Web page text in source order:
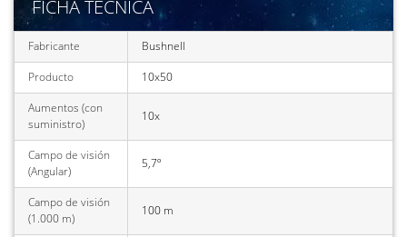
FICHA TÉCNICA
Fabricante
Bushnell
Producto
10x50
Aumentos (con
suministro)
10x
Campo de visión
(Angular)
5,7º
Campo de visión
(1.000 m)
100 m